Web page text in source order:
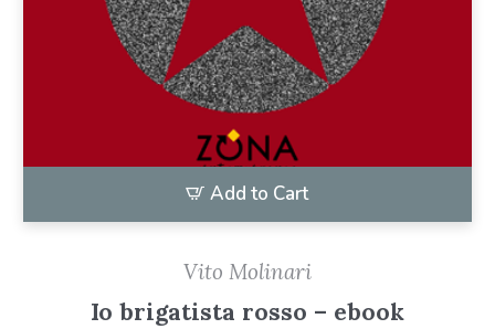
Add to Cart
Vito Molinari
Io brigatista rosso – ebook